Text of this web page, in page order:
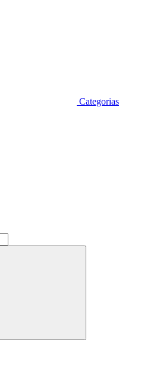
Categorias